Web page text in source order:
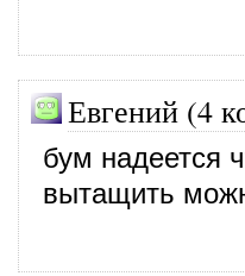
Евгений (4
бум надеется
вытащить